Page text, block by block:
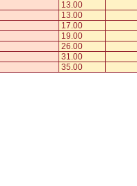
13.00
13.00
17.00
19.00
26.00
31.00
35.00